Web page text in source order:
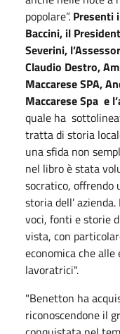
popolare”. Presenti
Baccini, il
Severini,
Claudio Destro,
Maccarese SPA,
Maccarese Spa e
quale ha
tratta di storia
una sfida non
nel libro è stata
socratico, offrendo
storia dell’
voci, fonti e storie
vista, con
economica che
lavoratrici".
"Benetton ha
riconoscendone il